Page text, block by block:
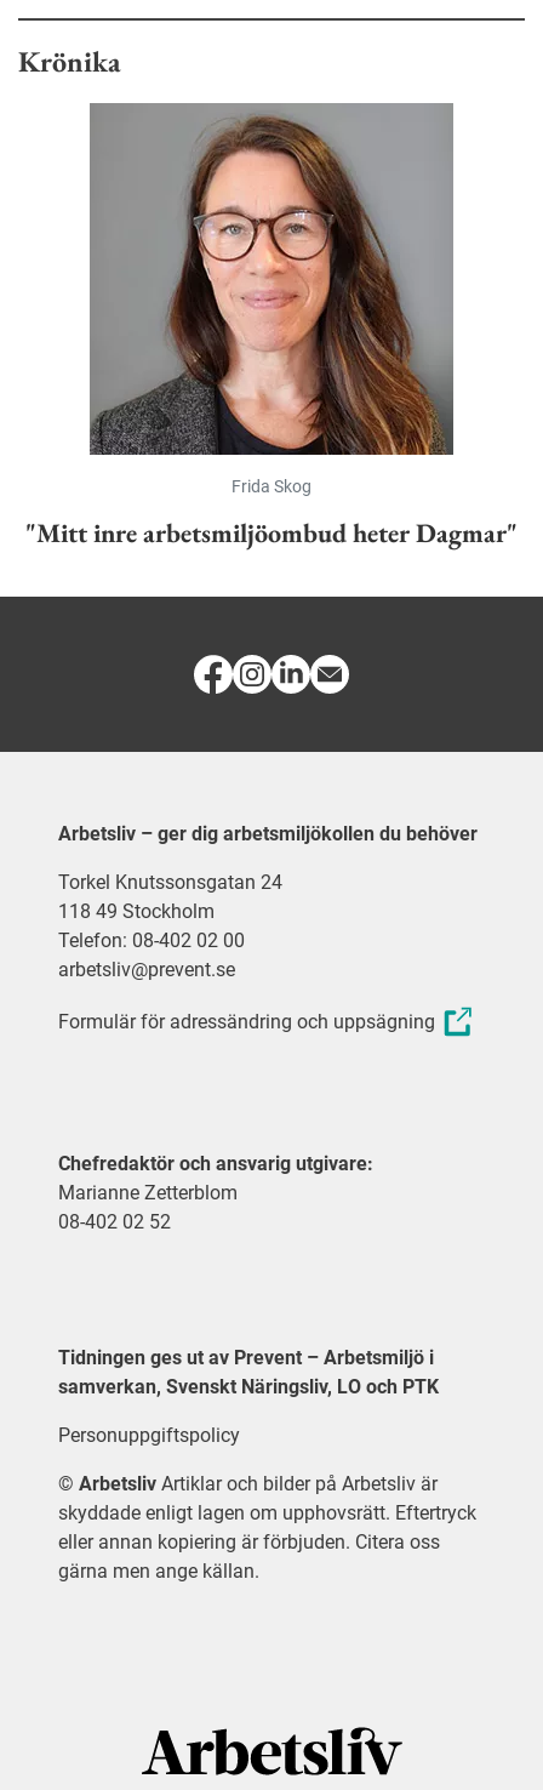
Krönika
Frida Skog
"Mitt inre arbetsmiljöombud heter Dagmar"
Arbetsliv – ger dig arbetsmiljökollen du behöver
Torkel Knutssonsgatan 24
118 49 Stockholm
Telefon: 08-402 02 00
arbetsliv@prevent.se
Formulär för adressändring och uppsägning
Chefredaktör och ansvarig utgivare:
Marianne Zetterblom
08-402 02 52
Tidningen ges ut av Prevent – Arbetsmiljö i
samverkan, Svenskt Näringsliv, LO och PTK
Personuppgiftspolicy
© Arbetsliv Artiklar och bilder på Arbetsliv är
skyddade enligt lagen om upphovsrätt. Eftertryck
eller annan kopiering är förbjuden. Citera oss
gärna men ange källan.